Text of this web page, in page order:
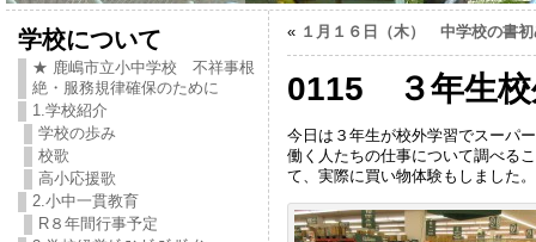
学校について
★ 鹿嶋市立小中学校 不祥事根
絶・服務規律確保のために
1.学校紹介
学校の歩み
校歌
高小応援歌
2.小中一貫教育
R８年間行事予定
« １月１６日（木） 中学校の書初
0115 ３年生校
今日は３年生が校外学習でスーパ
働く人たちの仕事について調べる
て、実際に買い物体験もしました。